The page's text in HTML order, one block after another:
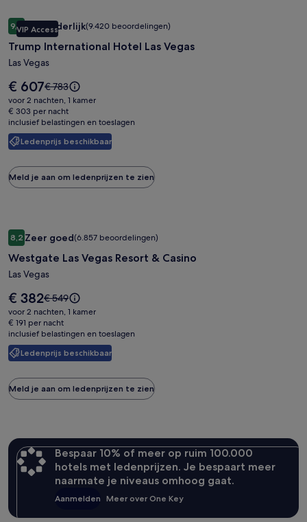
Fotogalerie
voor
Trump
International
Hotel
Las
Vegas
VIP Access
9,49,4 op 10, Uitzonderlijk, (9.420 beoordelingen)
Uitzonderlijk(9.420 beoordelingen)
Trump International Hotel Las Vegas
Las Vegas
Ledenprijs beschikbaar
De
prijs
is
€ 607
€ 607De
prijs
was
€ 783,
zie
meer
het
€ 783
voor 2 nachten, 1 kamer
€ 303 per nacht
inclusief belastingen en toeslagen
Trump International Hotel Las Vegas
Meld je aan om ledenprijzen te zien
Fotogalerie
voor
Westgate
Las
Vegas
Resort
&
Casino
8,28,2 op 10, Zeer goed, (6.857 beoordelingen)
Zeer goed(6.857 beoordelingen)
Westgate Las Vegas Resort & Casino
Las Vegas
Ledenprijs beschikbaar
De
prijs
is
€ 382
€ 382De
prijs
was
€ 549,
zie
meer
het
€ 549
voor 2 nachten, 1 kamer
€ 191 per nacht
inclusief belastingen en toeslagen
Westgate Las Vegas Resort & Casino
Meld je aan om ledenprijzen te zien
Bespaar 10% of meer op ruim 100.000
hotels met ledenprijzen. Je bespaart meer
naarmate je niveaus omhoog gaat.
Aanmelden Meer over One Key